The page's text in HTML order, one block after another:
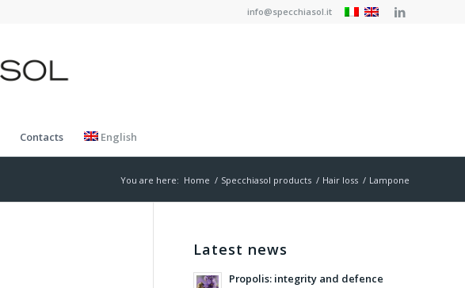
info@specchiasol.it
Contacts English
You are here: Home / Specchiasol products / Hair loss / Lampone
Latest news
Propolis: integrity and defence